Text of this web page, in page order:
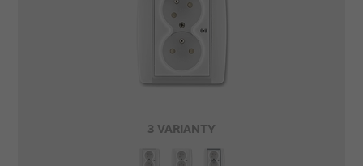
3 VARIANTY